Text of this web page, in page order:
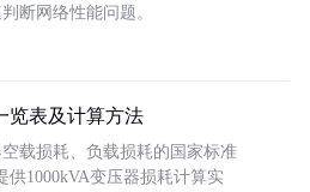
断网络性能问题。
览表及计算方法
载损耗、负载损耗的国家标准
供1000kVA变压器损耗计算实